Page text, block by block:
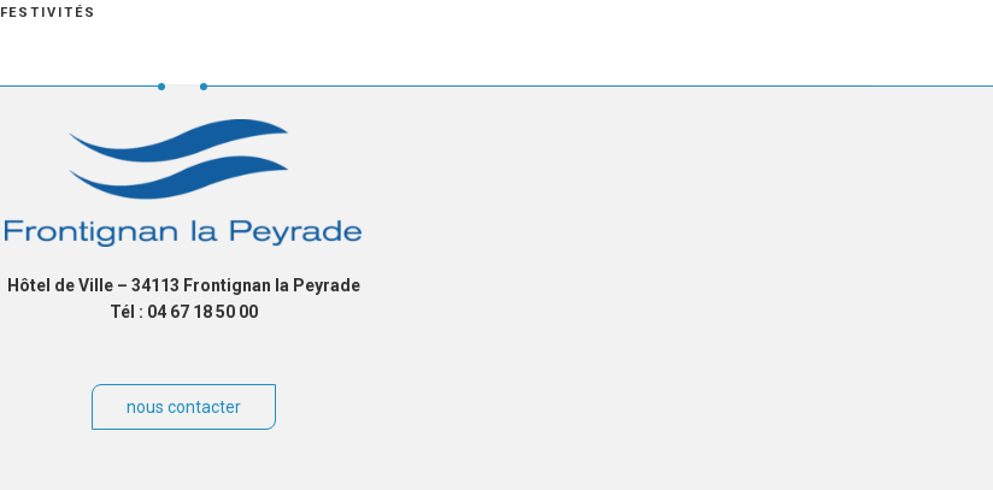
le
CATÉGORIES
FESTIVITÉS
Hôtel de Ville – 34113 Frontignan la Peyrade
Tél : 04 67 18 50 00
nous contacter